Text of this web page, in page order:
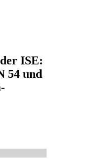
ISE:
54 und